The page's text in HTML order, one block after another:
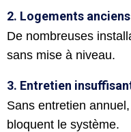
2. Logements
De nombreuses
sans mise à niveau.
3. Entretien
Sans entretien
bloquent le système.